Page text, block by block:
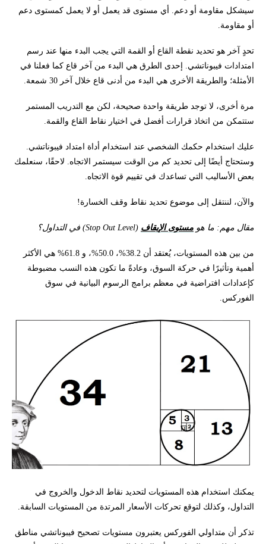
سيشكل مقاومة أو دعم. أي مستوى قد يعمل أو لا يعمل كمستوى دعم
أو مقاومة.
تحدٍ آخر هو تحديد نقطة القاع أو القمة التي يجب البدء منها عند رسم
امتدادات فيبوناتشي. إحدى الطرق هي البدء من آخر قاع كما فعلنا في
الأمثلة؛ والطريقة الأخرى هي البدء من أدنى قاع خلال آخر 30 شمعة.
مرة أخرى، لا توجد طريقة واحدة صحيحة، لكن مع التدريب المستمر
ستتمكن من اتخاذ قرارات أفضل في اختيار نقاط القاع والقمة.
عليك استخدام حكمك الشخصي عند استخدام أداة امتداد فيبوناتشي.
وستحتاج أيضًا إلى تحديد كم من الوقت سيستمر الاتجاه. لاحقًا، سنعلمك
بعض الأساليب التي تساعدك في تقييم قوة الاتجاه.
والآن، لننتقل إلى موضوع تحديد نقاط وقف الخسارة!
مقال مهم: ما هو مستوى الإيقاف (Stop Out Level) في التداول؟
من بين هذه المستويات، يُعتقد أن 38.2%، 50.0%، و 61.8% هي الأكثر
أهمية وتأثيرًا في حركة السوق، وعادةً ما تكون هذه النسب مضبوطة
كإعدادات افتراضية في معظم برامج الرسوم البيانية في سوق
الفوركس.
يمكنك استخدام هذه المستويات لتحديد نقاط الدخول والخروج في
التداول، وكذلك لتوقع تحركات الأسعار المرتدة من المستويات السابقة.
تذكر أن متداولي الفوركس يعتبرون مستويات تصحيح فيبوناتشي مناطق